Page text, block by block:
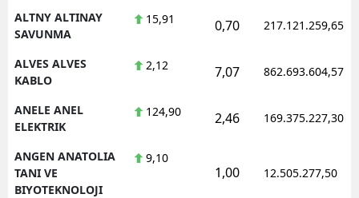
ALTNY ALTINAY
SAVUNMA
15,91 0,70 217.121.259,65
ALVES ALVES
KABLO
2,12 7,07 862.693.604,57
ANELE ANEL
ELEKTRIK
124,90 2,46 169.375.227,30
ANGEN ANATOLIA
TANI VE
BIYOTEKNOLOJI
9,10
1,00 12.505.277,50